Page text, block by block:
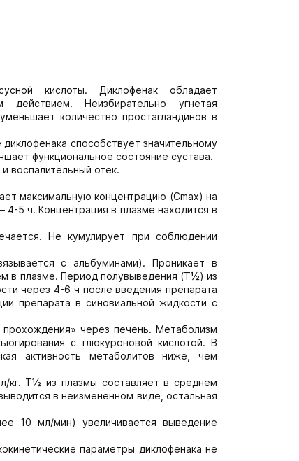
кислоты. Диклофенак обладает
действием. Неизбирательно угнетая
количество простагландинов в
способствует значительному
функциональное состояние сустава.
воспалительный отек.
максимальную концентрацию (Сmax) на
4-5 ч. Концентрация в плазме находится в
Не кумулирует при соблюдении
с альбуминами). Проникает в
в плазме. Период полувыведения (T½) из
через 4-6 ч после введения препарата
препарата в синовиальной жидкости с
через печень. Метаболизм
с глюкуроновой кислотой. В
активность метаболитов ниже, чем
кг. T½ из плазмы составляет в среднем
в неизмененном виде, остальная
10 мл/мин) увеличивается выведение
параметры диклофенака не